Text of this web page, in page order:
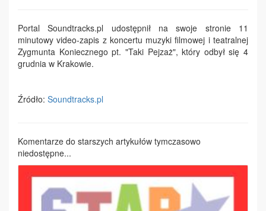
Portal Soundtracks.pl udostępnił na swoje stronie 11
minutowy video-zapis z koncertu muzyki filmowej i teatralnej
Zygmunta Koniecznego pt. "Taki Pejzaż", który odbył się 4
grudnia w Krakowie.
Źródło: Soundtracks.pl
Komentarze do starszych artykułów tymczasowo
niedostępne...